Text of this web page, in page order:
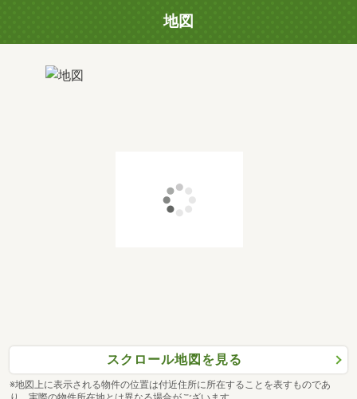
地図
スクロール地図を見る
※地図上に表示される物件の位置は付近住所に所在することを表すものであ